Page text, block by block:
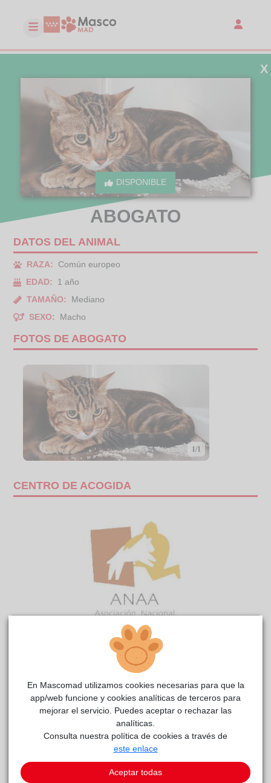
DISPONIBLE
X
ABOGATO
DATOS DEL ANIMAL
RAZA:
Común europeo
EDAD:
1 año
TAMAÑO:
Mediano
SEXO:
Macho
FOTOS DE ABOGATO
1/1
CENTRO DE ACOGIDA
reside actualmente en el centro de acogida
Anaa .
Este animal aún no ha recibido solicitudes de
adopción
SOLICITAR ADOPCIÓN
IR A LISTA DE ANIMALES
En Mascomad utilizamos cookies necesarias para que la
app/web funcione y cookies analíticas de terceros para
mejorar el servicio. Puedes aceptar o rechazar las
analíticas.
Consulta nuestra política de cookies a través de
este enlace
Aceptar todas